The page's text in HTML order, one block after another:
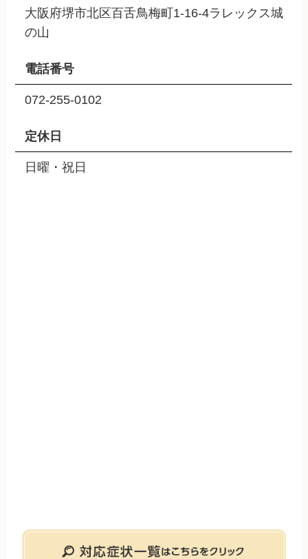
大阪府堺市北区百舌鳥梅町1-16-4ラレックス城
の山
電話番号
072-255-0102
定休日
日曜・祝日